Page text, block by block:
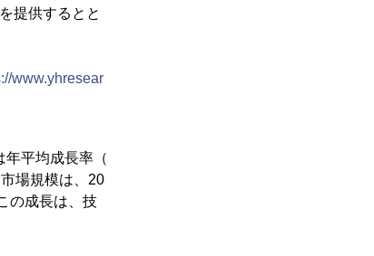
提供するとと
www.yhresear
平均成長率（
場規模は、20
の成長は、技